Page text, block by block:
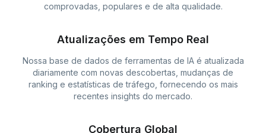
comprovadas, populares e de alta qualidade.
Atualizações em Tempo Real
Nossa base de dados de ferramentas de IA é atualizada
diariamente com novas descobertas, mudanças de
ranking e estatísticas de tráfego, fornecendo os mais
recentes insights do mercado.
Cobertura Global